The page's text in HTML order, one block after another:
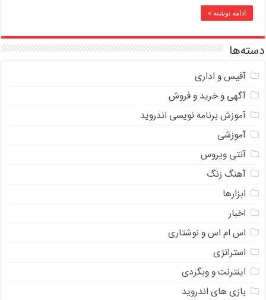
ادامه نوشته »
دسته‌ها
آفیس و اداری
آگهی و خرید و فروش
آموزش برنامه نویسی اندروید
آموزشی
آنتی ویروس
آهنگ زنگ
ابزارها
اخبار
اس ام اس و نوشتاری
استراتژی
اینترنت و وبگردی
بازی های اندروید